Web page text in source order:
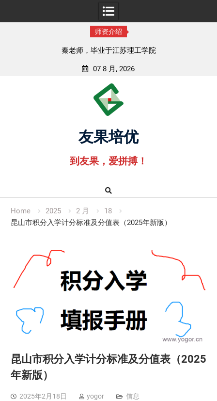
师资介绍
，毕业于江苏理工学院
07 8 月, 2026
友果培优
到友果，爱拼搏！
Home 2025 2 月
18
昆山市积分入学计分标准及分值表（2025年新版）
昆山市积分入学计分标准及分值表（2025
年新版）
2025年2月18日 yogor 信息